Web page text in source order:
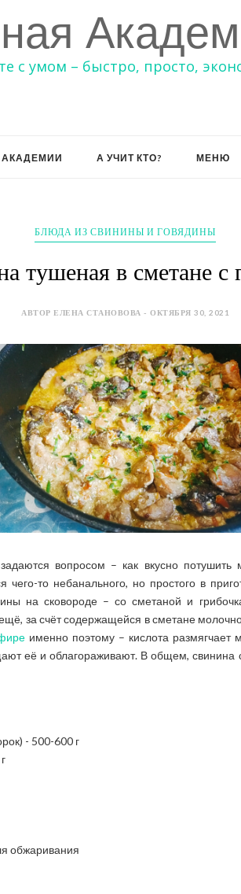
с умом – быстро, просто,
А УЧИТ КТО? МЕНЮ
БЛЮДА ИЗ СВИНИНЫ И ГОВЯДИНЫ
тушеная в сметане с
АВТОР ЕЛЕНА СТАНОВОВА - ОКТЯБРЯ 30, 2021
вопросом – как вкусно потушить
чего-то небанального, но простого в
на сковороде – со сметаной и
за счёт содержащейся в сметане
именно поэтому – кислота
её и облагораживают. В общем, свинина
- 500-600 г
обжаривания